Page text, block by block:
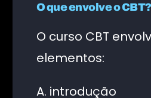
O que envolve o CBT?
O curso CBT
elementos:
A. introdução